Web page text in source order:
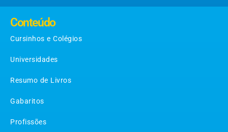
Conteúdo
Cursinhos e Colégios
Universidades
Resumo de Livros
Gabaritos
Profissões